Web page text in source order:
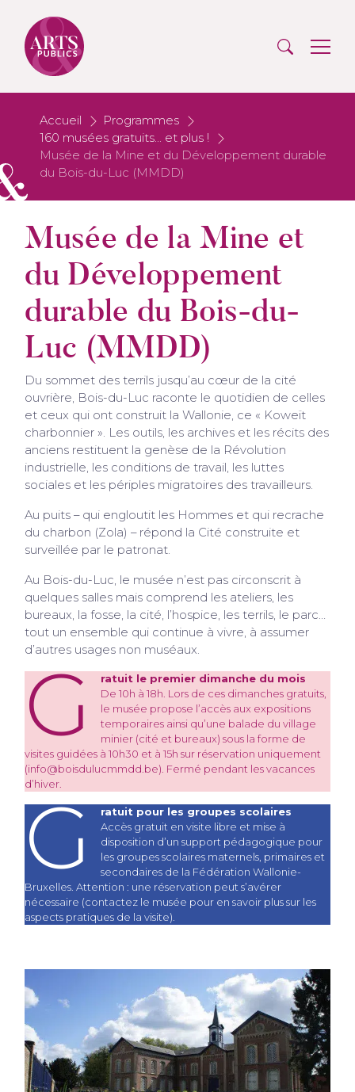
Accueil
Programmes
160 musées gratuits... et plus !
Musée de la Mine et du Développement durable
du Bois-du-Luc (MMDD)
Musée de la Mine et
du Développement
durable du Bois-du-
Luc (MMDD)
Du sommet des terrils jusqu’au cœur de la cité
ouvrière, Bois-du-Luc raconte le quotidien de celles
et ceux qui ont construit la Wallonie, ce « Koweït
charbonnier ». Les outils, les archives et les récits des
anciens restituent la genèse de la Révolution
industrielle, les conditions de travail, les luttes
sociales et les périples migratoires des travailleurs.
Au puits – qui engloutit les Hommes et qui recrache
du charbon (Zola) – répond la Cité construite et
surveillée par le patronat.
Au Bois-du-Luc, le musée n’est pas circonscrit à
quelques salles mais comprend les ateliers, les
bureaux, la fosse, la cité, l’hospice, les terrils, le parc…
tout un ensemble qui continue à vivre, à assumer
d’autres usages non muséaux.
G
ratuit le premier dimanche du mois
De 10h à 18h. Lors de ces dimanches gratuits,
le musée propose l’accès aux expositions
temporaires ainsi qu’une balade du village
minier (cité et bureaux) sous la forme de
visites guidées à 10h30 et à 15h sur réservation uniquement
(info@boisdulucmmdd.be). Fermé pendant les vacances
d’hiver.
G
ratuit pour les groupes scolaires
Accès gratuit en visite libre et mise à
disposition d’un support pédagogique pour
les groupes scolaires maternels, primaires et
secondaires de la Fédération Wallonie-
Bruxelles. Attention : une réservation peut s’avérer
nécessaire (contactez le musée pour en savoir plus sur les
aspects pratiques de la visite).